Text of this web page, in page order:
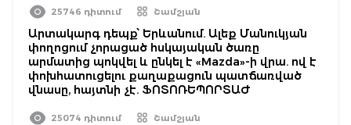
25746 դիտում Շամշյան
Արտակարգ դեպք՝ Երևանում. Ալեք Մանուկյան
փողոցում չորացած հսկայական ծառը
արմատից պոկվել և ընկել է «Mazda»-ի վրա. ով է
փոխհատուցելու քաղաքացուն պատճառված
վնասը, հայտնի չէ. ՖՈՏՈՌԵՊՈՐՏԱԺ
25074 դիտում Շամշյան